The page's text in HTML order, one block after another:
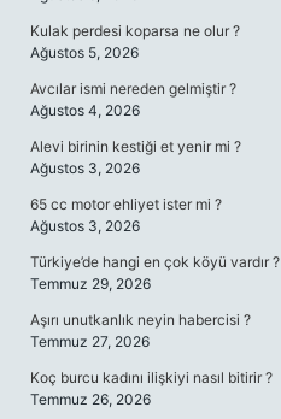
Kulak perdesi koparsa ne olur ?
Ağustos 5, 2026
Avcılar ismi nereden gelmiştir ?
Ağustos 4, 2026
Alevi birinin kestiği et yenir mi ?
Ağustos 3, 2026
65 cc motor ehliyet ister mi ?
Ağustos 3, 2026
Türkiye’de hangi en çok köyü vardır ?
Temmuz 29, 2026
Aşırı unutkanlık neyin habercisi ?
Temmuz 27, 2026
Koç burcu kadını ilişkiyi nasıl bitirir ?
Temmuz 26, 2026